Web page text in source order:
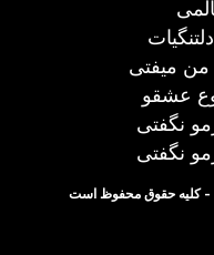
میفتی
عشقو
نگفتی
نگفتی